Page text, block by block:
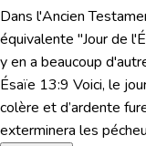
Dans l'Ancien
équivalente "Jour de
y en a beaucoup
Ésaïe 13:9 Voici, le
colère et d’ardente
exterminera les